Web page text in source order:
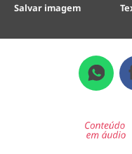
Salvar imagem